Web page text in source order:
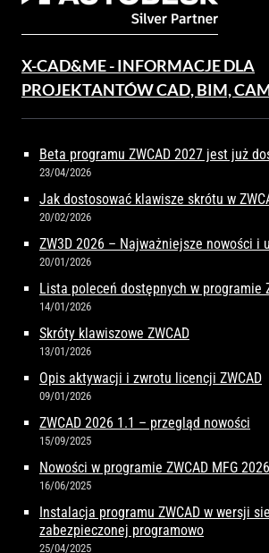
X-CAD&ME - INFORMACJE DLA
PROJEKTANTÓW CAD, BIM,
Beta programu ZWCAD 2027 jest już
23/04/2026
Jak dostosować klawisze skrótu w
20/02/2026
ZW3D 2026 – Najważniejsze nowości i
20/01/2026
Lista poleceń dostępnych w programie
14/01/2026
Skróty klawiszowe ZWCAD
13/01/2026
Opis aktywacji i zwrotu licencji ZWCAD
09/01/2026
ZWCAD 2026 1.1 – przegląd nowości
15/09/2025
Nowości w programie ZWCAD MFG 2026
16/06/2025
Instalacja programu ZWCAD w wersji
zabezpieczonej programowo
25/04/2025